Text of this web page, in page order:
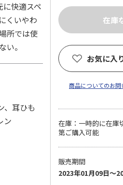
快適スペ
くいやわ
所では使
。
、耳ひも
ン
お気に入
商品についてのお問
在庫：一時的に在庫
第ご購入可能
販売期間
2023年01月09日～